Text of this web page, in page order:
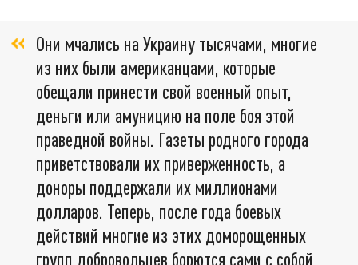
Они мчались на Украину тысячами, многие
из них были американцами, которые
обещали принести свой военный опыт,
деньги или амуницию на поле боя этой
праведной войны. Газеты родного города
приветствовали их приверженность, а
доноры поддержали их миллионами
долларов. Теперь, после года боевых
действий многие из этих доморощенных
групп добровольцев борются сами с собой